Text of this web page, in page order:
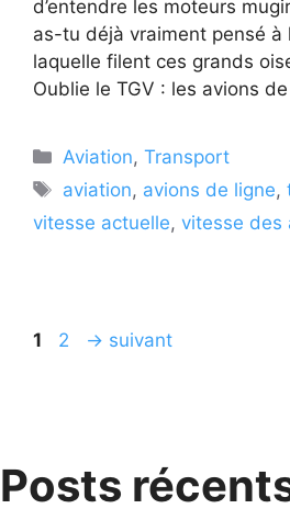
d’entendre les moteurs
as-tu déjà vraiment pensé à
laquelle filent ces grands
Oublie le TGV : les avions
Catégories
Aviation,Transport
Étiquettes
aviation, avions de ligne,
vitesse actuelle, vitesse des
Page
1 Page
2 → suivant
Posts